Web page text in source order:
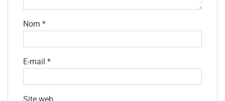
Nom *
E-mail *